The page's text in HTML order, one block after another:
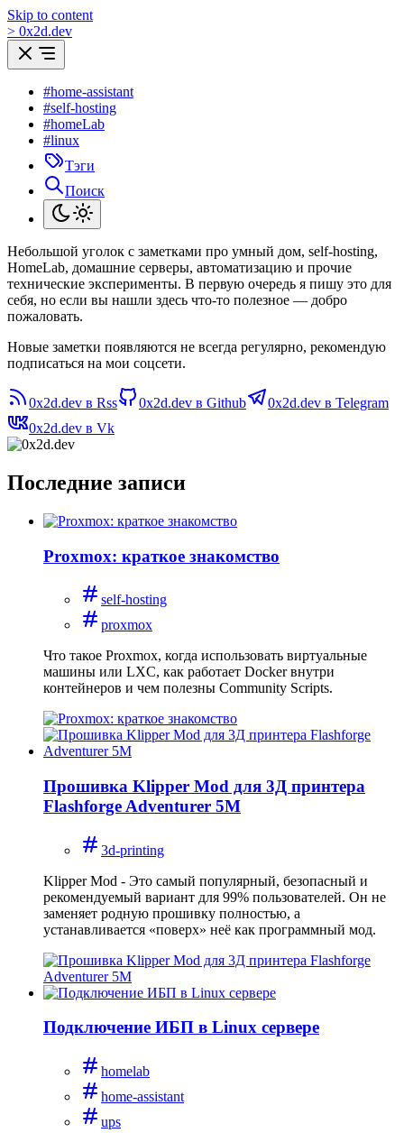
Skip to content
> 0x2d.dev
#home-assistant
#self-hosting
#homeLab
#linux
Тэги
Поиск
Небольшой уголок с заметками про умный дом, self-hosting,
HomeLab, домашние серверы, автоматизацию и прочие
технические эксперименты. В первую очередь я пишу это для
себя, но если вы нашли здесь что-то полезное — добро
пожаловать.
Новые заметки появляются не всегда регулярно, рекомендую
подписаться на мои соцсети.
0x2d.dev в Rss 0x2d.dev в Github
0x2d.dev в Telegram
0x2d.dev в Vk
Последние записи
Proxmox: краткое знакомство
self-hosting
proxmox
Что такое Proxmox, когда использовать виртуальные
машины или LXC, как работает Docker внутри
контейнеров и чем полезны Community Scripts.
Прошивка Klipper Mod для 3Д принтера
Flashforge Adventurer 5M
3d-printing
Klipper Mod - Это самый популярный, безопасный и
рекомендуемый вариант для 99% пользователей. Он не
заменяет родную прошивку полностью, а
устанавливается «поверх» неё как программный мод.
Подключение ИБП в Linux сервере
homelab
home-assistant
ups